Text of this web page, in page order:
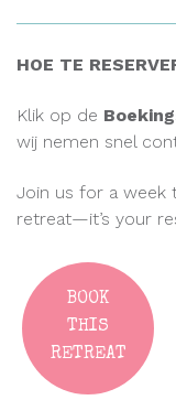
HOE TE
Klik op de
wij nemen snel
Join us for a week
retreat—it’s your
BOOK
THIS
RETREAT